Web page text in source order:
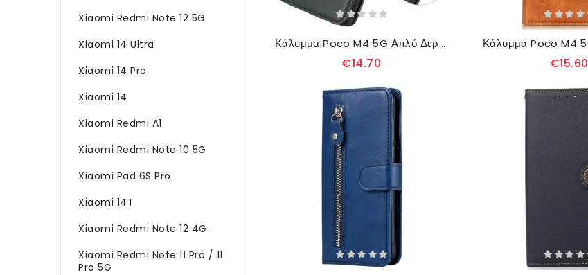
Xiaomi Redmi Note 12 5G
Xiaomi 14 Ultra
Xiaomi 14 Pro
Xiaomi 14
Xiaomi Redmi A1
Xiaomi Redmi Note 10 5G
Xiaomi Pad 6S Pro
Xiaomi 14T
Xiaomi Redmi Note 12 4G
Xiaomi Redmi Note 11 Pro / 11
Pro 5G
Κάλυμμα Poco M4 5G Απλό Δερμάτινο Στυλ
€14.70 €15.60